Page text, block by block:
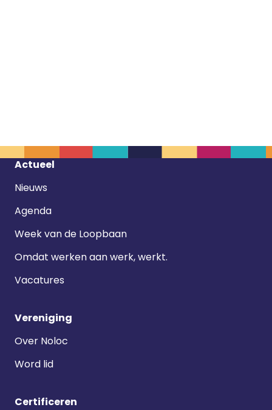
Footer
Actueel
Nieuws
Agenda
Week van de Loopbaan
Omdat werken aan werk, werkt.
Vacatures
Vereniging
Over Noloc
Word lid
Certificeren